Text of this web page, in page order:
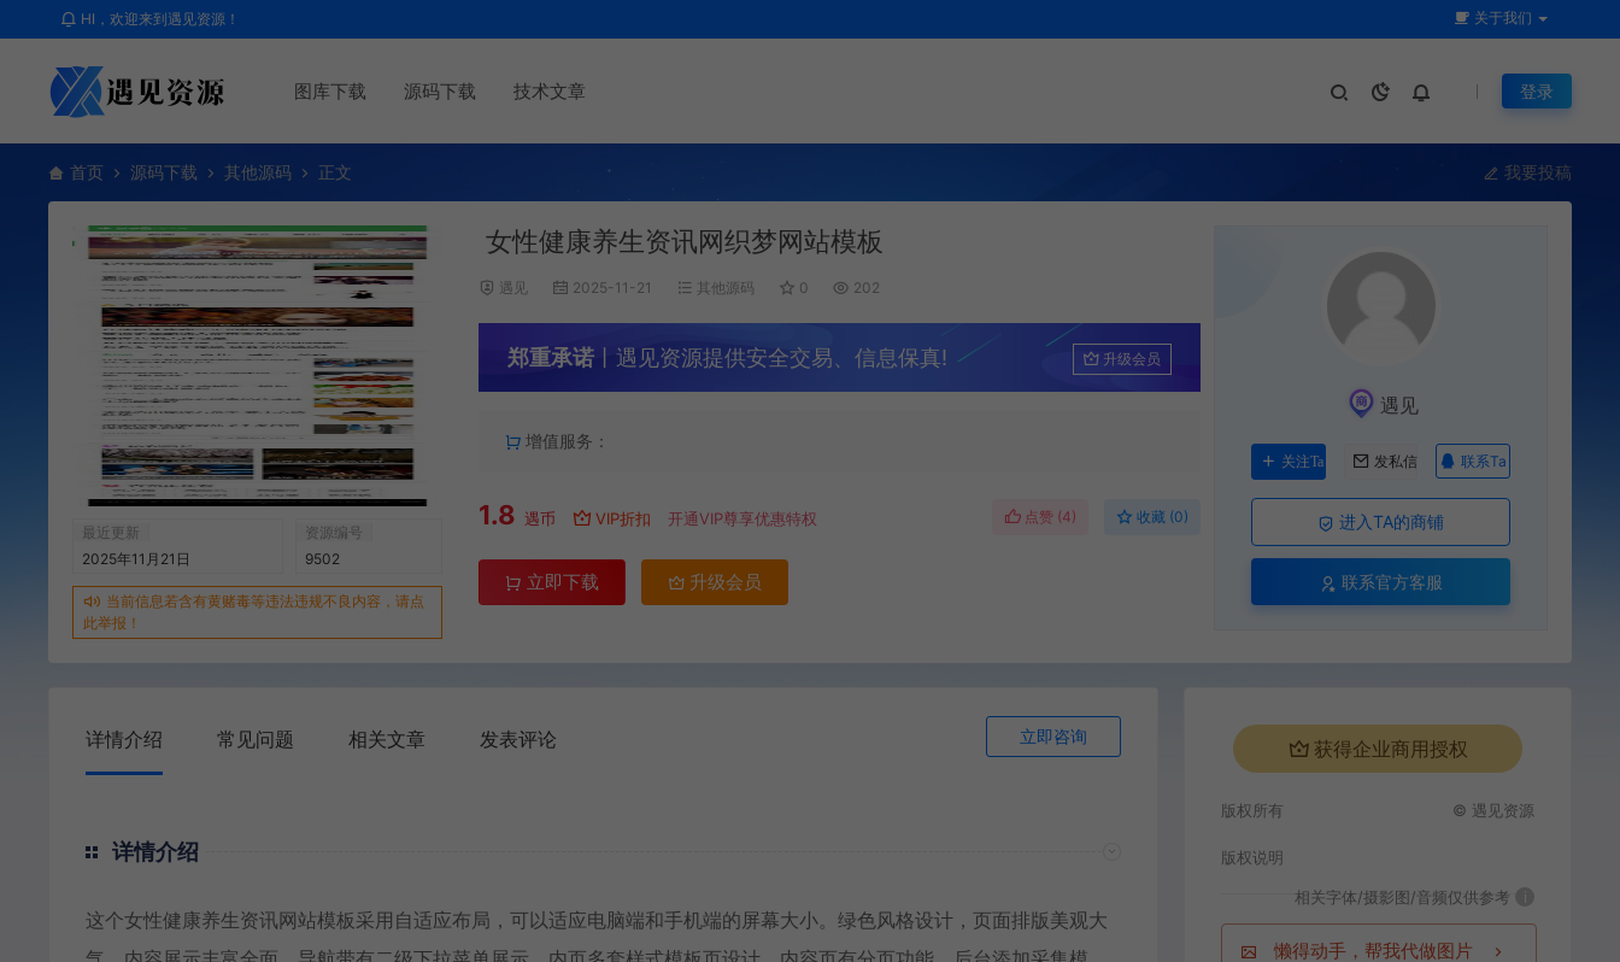
HI，欢迎来到遇见资源！ 关于我们
图库下载 源码下载 技术文章 登录
首页 源码下载 其他源码 正文 我要投稿
最近更新
2025年11月21日
资源编号
9502
当前信息若含有黄赌毒等违法违规不良内容，请点
此举报！
女性健康养生资讯网织梦网站模板
遇见 2025-11-21 其他源码 0 202
郑重承诺 丨遇见资源提供安全交易、信息保真! 升级会员
增值服务：
1.8 遇币 VIP折扣 开通VIP尊享优惠特权 点赞 (4) 收藏 (0)
立即下载 升级会员
遇见
关注Ta 发私信 联系Ta
进入TA的商铺
联系官方客服
详情介绍 常见问题 相关文章 发表评论 立即咨询
详情介绍
这个女性健康养生资讯网站模板采用自适应布局，可以适应电脑端和手机端的屏幕大小。绿色风格设计，页面排版美观大
获得企业商用授权
版权所有 © 遇见资源
版权说明
相关字体/摄影图/音频仅供参考 i
懒得动手，帮我代做图片